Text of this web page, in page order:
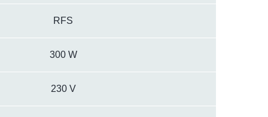
RFS
300 W
230 V